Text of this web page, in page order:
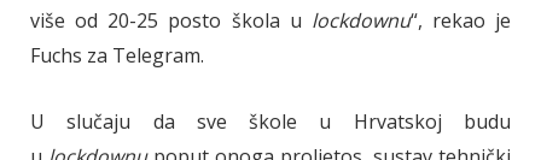
više od 20-25 posto škola u lockdownu“, rekao je
Fuchs za Telegram.
U slučaju da sve škole u Hrvatskoj budu